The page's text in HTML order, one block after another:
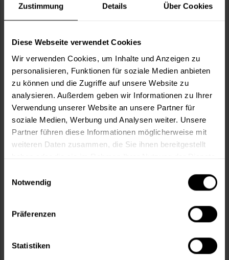
Zustimmung Details Über Cookies
Diese Webseite verwendet Cookies
Wir verwenden Cookies, um Inhalte und Anzeigen zu
personalisieren, Funktionen für soziale Medien anbieten
zu können und die Zugriffe auf unsere Website zu
analysieren. Außerdem geben wir Informationen zu Ihrer
Verwendung unserer Website an unsere Partner für
soziale Medien, Werbung und Analysen weiter. Unsere
Partner führen diese Informationen möglicherweise mit
weiteren Daten zusammen, die Sie ihnen bereitgestellt
Notwendig
Präferenzen
Statistiken
Verbrauch berechnen
In denWarenkorb